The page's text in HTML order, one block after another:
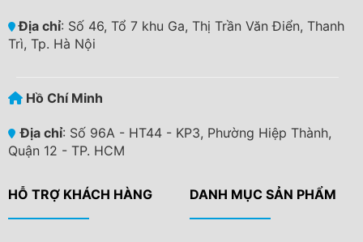
Địa chỉ: Số 46, Tổ 7 khu Ga, Thị Trần Văn Điển, Thanh
Trì, Tp. Hà Nội
Hồ Chí Minh
Địa chỉ: Số 96A - HT44 - KP3, Phường Hiệp Thành,
Quận 12 - TP. HCM
HỖ TRỢ KHÁCH HÀNG DANH MỤC SẢN PHẨM